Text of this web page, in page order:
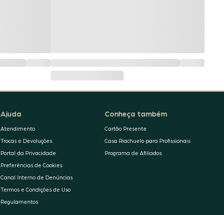
Ajuda
Atendimento
Trocas e Devoluções
Portal da Privacidade
Preferências de Cookies
Canal Interno de Denúncias
Termos e Condições de Uso
Regulamentos
Conheça também
Cartão Presente
Casa Riachuelo para Profissionais
Programa de Afiliados